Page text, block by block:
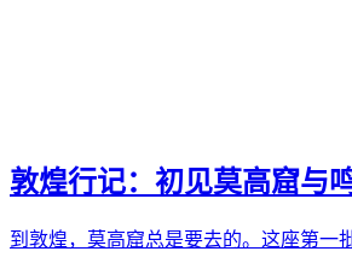
敦煌行记：初见莫高窟与
到敦煌，莫高窟总是要去的。这座第一